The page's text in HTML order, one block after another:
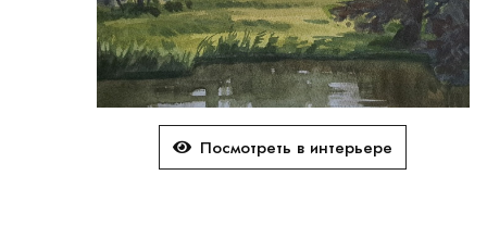
Посмотреть в интерьере